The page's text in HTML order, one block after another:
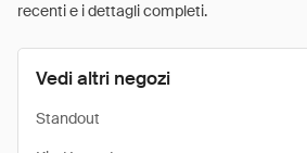
recenti e i dettagli completi.
Vedi altri negozi
Standout